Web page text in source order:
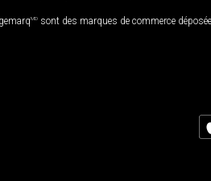
MD sont des marques de commerce